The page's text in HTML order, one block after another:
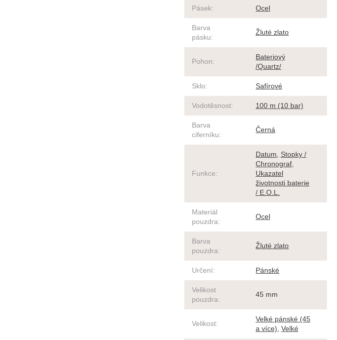
Pásek: Ocel
Barva
pásku:
Žluté zlato
Pohon:
Bateriový
/Quartz/
Sklo: Safírové
Vodotěsnost: 100 m (10 bar)
Barva
ciferníku:
Černá
Funkce:
Datum, Stopky /
Chronograf,
Ukazatel
životnosti baterie
/ E.O.L.
Materiál
pouzdra:
Ocel
Barva
pouzdra:
Žluté zlato
Určení: Pánské
Velikost
pouzdra:
45 mm
Velikost:
Velké pánské (45
a více), Velké